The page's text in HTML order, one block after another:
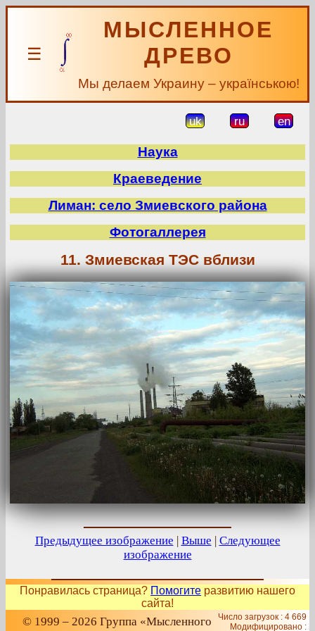
☰
МЫСЛЕННОЕ
ДРЕВО
Мы делаем Украину – українською!
uk ru en
Наука
Краеведение
Лиман: село Змиевского района
Фотогаллерея
11. Змиевская ТЭС вблизи
Предыдущее изображение | Выше | Следующее
изображение
Понравилась страница? Помогите развитию нашего
сайта!
© 1999 – 2026 Группа «Мысленного
Число загрузок : 4 669
Модифицировано :